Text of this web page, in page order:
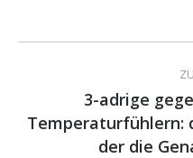
3-adrige
Temperaturfühlern:
der die